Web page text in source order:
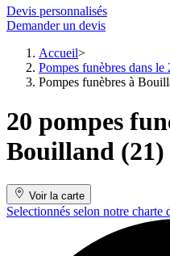
Devis personnalisés
Demander un devis
Accueil
Pompes funèbres dans le
Pompes funèbres à
20 pompes
Bouilland (21)
Voir la carte
Selectionnés selon notre charte